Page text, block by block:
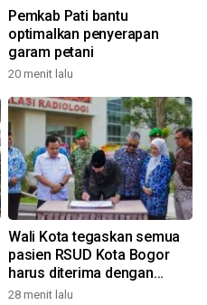
Pemkab Pati bantu
optimalkan penyerapan
garam petani
20 menit lalu
Wali Kota tegaskan semua
pasien RSUD Kota Bogor
harus diterima dengan
profesional
28 menit lalu